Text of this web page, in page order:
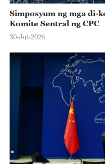
Simposyum ng mga di-
Komite Sentral ng CPC
30-Jul-2026